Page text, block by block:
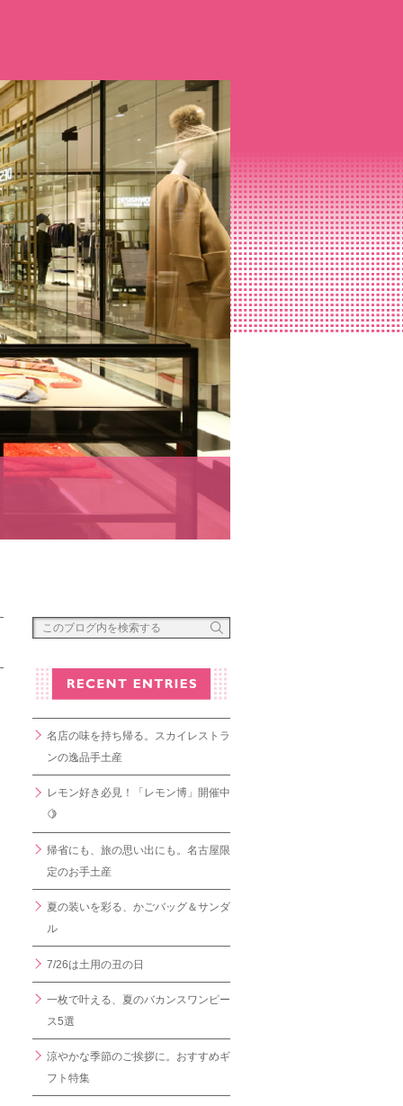
名店の味を持ち帰る。スカイレストラ
ンの逸品手土産
レモン好き必見！「レモン博」開催中
🍋
帰省にも、旅の思い出にも。名古屋限
定のお手土産
夏の装いを彩る、かごバッグ＆サンダ
ル
7/26は土用の丑の日
一枚で叶える、夏のバカンスワンピー
ス5選
涼やかな季節のご挨拶に。おすすめギ
フト特集